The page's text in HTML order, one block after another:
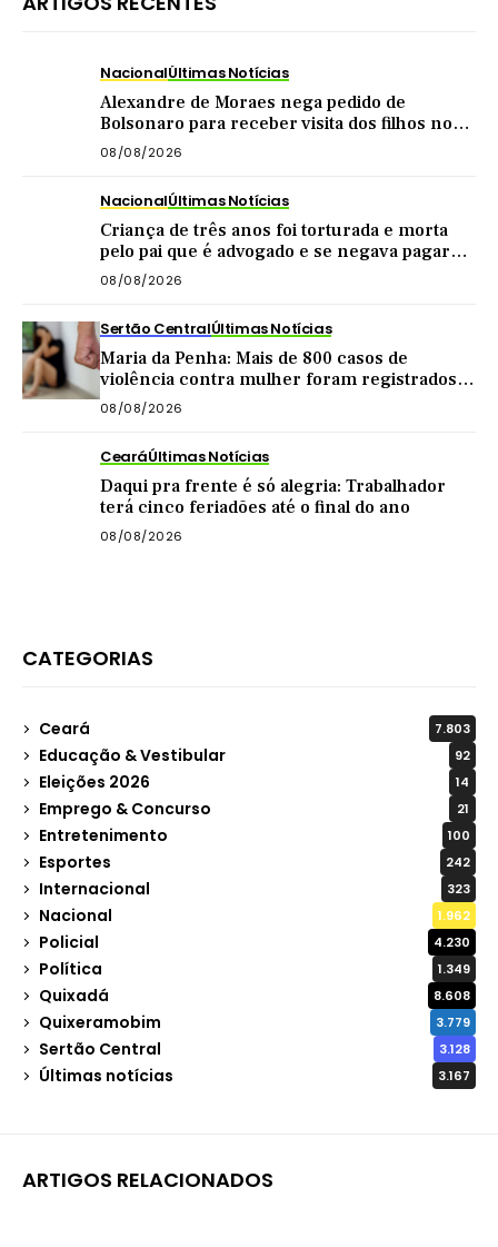
NacionalÚltimas Notícias
Alexandre de Moraes nega pedido de
Bolsonaro para receber visita dos filhos no
dia dos pais
08/08/2026
NacionalÚltimas Notícias
Criança de três anos foi torturada e morta
pelo pai que é advogado e se negava pagar
pensão
08/08/2026
Sertão CentralÚltimas Notícias
Maria da Penha: Mais de 800 casos de
violência contra mulher foram registrados
no Sertão Central este ano
08/08/2026
CearáÚltimas Notícias
Daqui pra frente é só alegria: Trabalhador
terá cinco feriadões até o final do ano
08/08/2026
CATEGORIAS
Ceará 7.803
Educação & Vestibular 92
Eleições 2026 14
Emprego & Concurso 21
Entretenimento 100
Esportes 242
Internacional 323
Nacional 1.962
Policial 4.230
Política 1.349
Quixadá 8.608
Quixeramobim 3.779
Sertão Central 3.128
Últimas notícias 3.167
ARTIGOS RELACIONADOS